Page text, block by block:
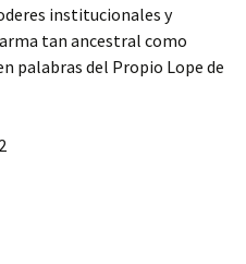
institucionales y
tan ancestral como
palabras del Propio Lope de